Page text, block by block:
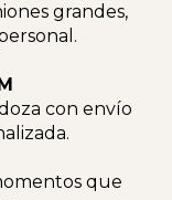
grandes,
con envío
que